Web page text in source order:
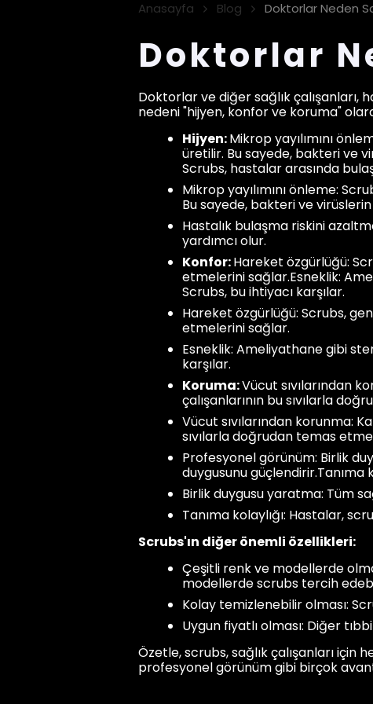
Anasayfa Blog Doktorlar Neden
Doktorlar
Doktorlar ve diğer sağlık
nedeni "hijyen, konfor ve koruma"
Hijyen:Mikrop yayılımını
üretilir. Bu sayede, bakteri ve
Scrubs, hastalar arasında
Mikrop yayılımını önleme:
Bu sayede, bakteri ve
Hastalık bulaşma riskini
yardımcı olur.
Konfor:Hareket özgürlüğü:
etmelerini sağlar.Esneklik:
Scrubs, bu ihtiyacı karşılar.
Hareket özgürlüğü: Scrubs,
etmelerini sağlar.
Esneklik: Ameliyathane gibi
karşılar.
Koruma:Vücut sıvılarından
çalışanlarının bu sıvılarla
Vücut sıvılarından korunma:
sıvılarla doğrudan temas
Profesyonel görünüm: Birlik
duygusunu güçlendirir.Tanıma
Birlik duygusu yaratma: Tüm
Tanıma kolaylığı: Hastalar,
Scrubs'ın diğer önemli özellikleri:
Çeşitli renk ve modellerde
modellerde scrubs tercih
Kolay temizlenebilir olması:
Uygun fiyatlı olması: Diğer
Özetle, scrubs, sağlık çalışanları
profesyonel görünüm gibi birçok